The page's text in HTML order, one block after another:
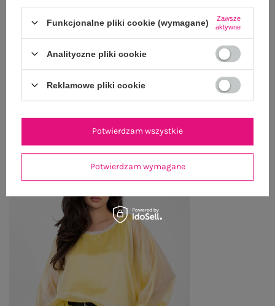
WYSYŁKA I DOSTAWA
ZWROTY I REKLAMACJE
OSTATNIO OGLĄDANE
Funkcjonalne pliki cookie (wymagane)
Zawsze
aktywne
Analityczne pliki cookie
Reklamowe pliki cookie
Potwierdzam wymagane
Potwierdzam wszystkie